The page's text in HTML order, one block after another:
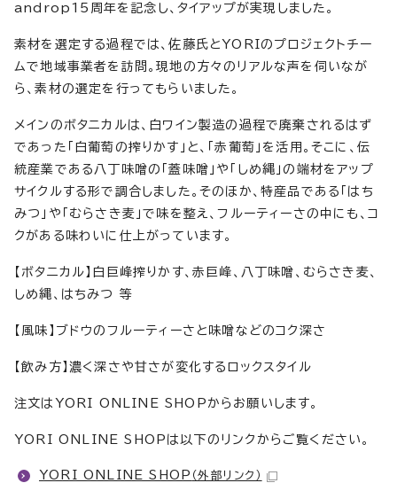
androp15周年を記念し、タイアップが実現しました。
素材を選定する過程では、佐藤氏とYORIのプロジェクトチー
ムで地域事業者を訪問。現地の方々のリアルな声を伺いなが
ら、素材の選定を行ってもらいました。
メインのボタニカルは、白ワイン製造の過程で廃棄されるはず
であった「白葡萄の搾りかす」と、「赤葡萄」を活用。そこに、伝
統産業である八丁味噌の「蓋味噌」や「しめ縄」の端材をアップ
サイクルする形で調合しました。そのほか、特産品である「はち
みつ」や「むらさき麦」で味を整え、フルーティーさの中にも、コ
クがある味わいに仕上がっています。
【ボタニカル】白巨峰搾りかす、赤巨峰、八丁味噌、むらさき麦、
しめ縄、はちみつ 等
【風味】ブドウのフルーティーさと味噌などのコク深さ
【飲み方】濃く深さや甘さが変化するロックスタイル
注文はYORI ONLINE SHOPからお願いします。
YORI ONLINE SHOPは以下のリンクからご覧ください。
YORI ONLINE SHOP （外部リンク）